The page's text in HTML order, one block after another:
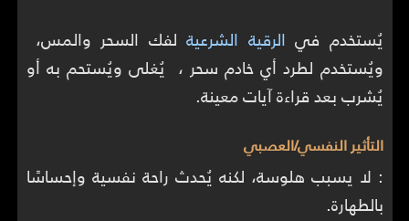
يُستخدم في الرقية الشرعيةلفك السحر والمس،
ويُستخدم لطرد أي خادم سحر ، يُغلى ويُستحم به أو
يُشرب بعد قراءة آيات معينة.
التأثير النفسي/العصبي
: لا يسبب هلوسة، لكنه يُحدث راحة نفسية وإحساسًا
بالطهارة.